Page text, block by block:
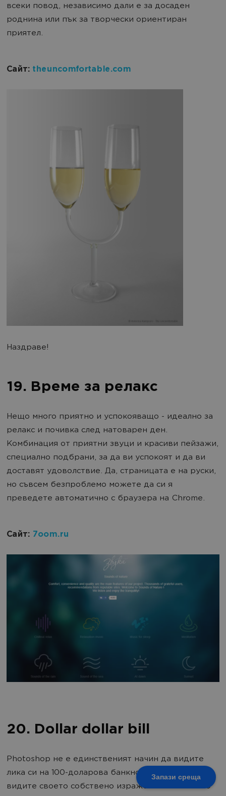
Запази среща
всеки повод, независимо дали е за досаден
роднина или пък за творчески ориентиран
приятел.
Сайт: theuncomfortable.com
Наздраве!
19. Време за релакс
Нещо много приятно и успокояващо - идеално за
релакс и почивка след натоварен ден.
Комбинация от приятни звуци и красиви пейзажи,
специално подбрани, за да ви успокоят и да ви
доставят удоволствие. Да, страницата е на руски,
но съвсем безпроблемо можете да си я
преведете автоматично с браузера на Chrome.
Сайт: 7oom.ru
20. Dollar dollar bill
Photoshop не е единственият начин да видите
лика си на 100-доларова банкнота. Ако искате да
видите своето собствено изражение на мястото